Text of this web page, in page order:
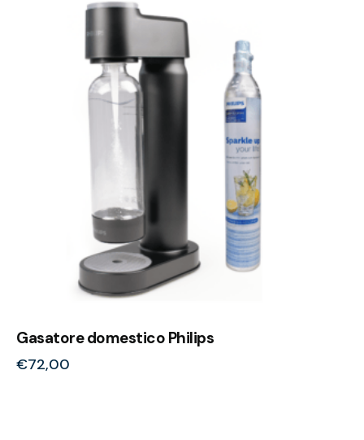
Gasatore domestico Philips
€72,00